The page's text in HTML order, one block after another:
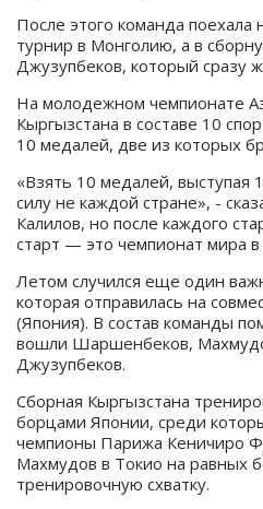
После этого команда
турнир в Монголию, а в
Джузупбеков, который сразу
На молодежном чемпионате
Кыргызстана в составе 10
10 медалей, две из которых
«Взять 10 медалей, выступая
силу не каждой стране», -
Калилов, но после каждого
старт — это чемпионат мира в
Летом случился еще один
которая отправилась на
(Япония). В состав команды
вошли Шаршенбеков,
Джузупбеков.
Сборная Кыргызстана
борцами Японии, среди
чемпионы Парижа Кеничиро
Махмудов в Токио на равных
тренировочную схватку.